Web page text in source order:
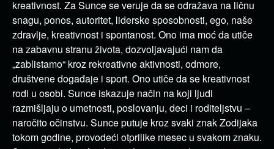
kreativnost. Za Sunce se veruje da se odražava na ličnu
snagu, ponos, autoritet, liderske sposobnosti, ego, naše
zdravlje, kreativnost i spontanost. Ono ima moć da utiče
na zabavnu stranu života, dozvoljavajući nam da
„zablistamo“ kroz rekreativne aktivnosti, odmore,
društvene događaje i sport. Ono utiče da se kreativnost
rodi u osobi. Sunce iskazuje način na koji ljudi
razmišljaju o umetnosti, poslovanju, deci i roditeljstvu –
naročito očinstvu. Sunce putuje kroz svaki znak Zodijaka
tokom godine, provodeći otprilike mesec u svakom znaku.